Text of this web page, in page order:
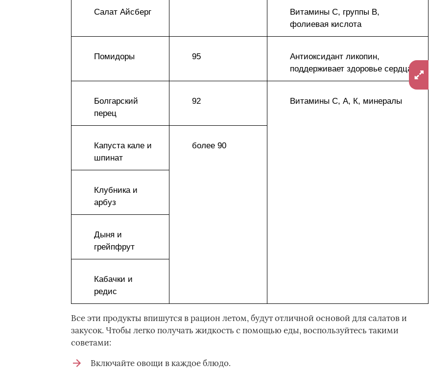
Салат Айсберг
Витамины С, группы В,
фолиевая кислота
Помидоры 95
Антиоксидант ликопин,
поддерживает здоровье сердца
Болгарский
перец
92 Витамины С, А, К, минералы
Капуста кале и
шпинат
более 90
Клубника и
арбуз
Дыня и
грейпфрут
Кабачки и
редис
Все эти продукты впишутся в рацион летом, будут отличной основой для салатов и
закусок. Чтобы легко получать жидкость с помощью еды, воспользуйтесь такими
советами:
Включайте овощи в каждое блюдо.